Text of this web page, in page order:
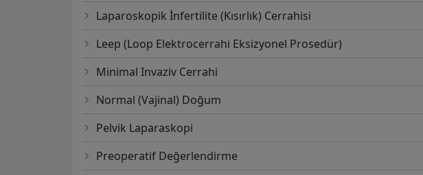
Laparoskopik İnfertilite (Kısırlık) Cerrahisi
Leep (Loop Elektrocerrahi Eksizyonel Prosedür)
Minimal Invaziv Cerrahi
Normal (Vajinal) Doğum
Pelvik Laparaskopi
Preoperatif Değerlendirme